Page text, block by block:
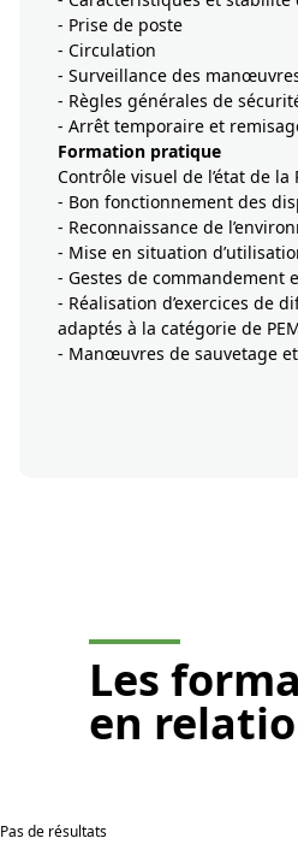
- Prise de poste
- Circulation
- Surveillance des
- Règles générales de
- Arrêt temporaire et
Formation pratique
Contrôle visuel de l’état de la
- Bon fonctionnement des
- Reconnaissance de
- Mise en situation
- Gestes de commandement
- Réalisation d’exercices de
adaptés à la catégorie de
- Manœuvres de sauvetage
Les
en
Pas de résultats